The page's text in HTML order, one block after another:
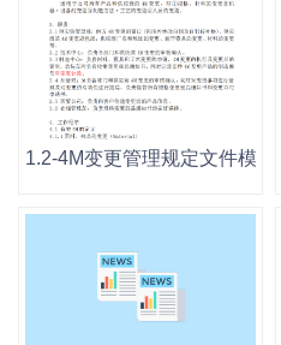
1.2-4M变更管理规定文件模板